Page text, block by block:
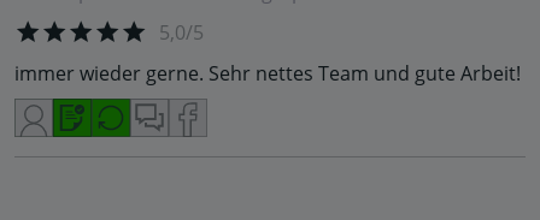
5,0/5
immer wieder gerne. Sehr nettes Team und gute Arbeit!